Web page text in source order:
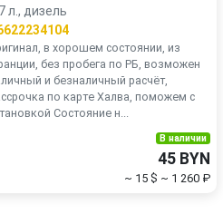
л., дизель
в хорошем состоянии, из
без пробега по РБ, возможен
и безналичный расчёт,
по карте Халва, поможем с
Состояние н...
В наличии
45 BYN
~ 15 $ ~ 1 260 ₽